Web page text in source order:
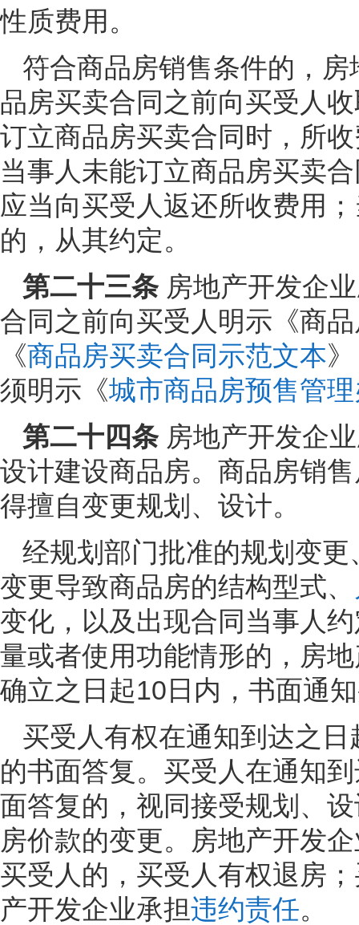
性质费用。
符合商品房销售条件的，
品房买卖合同之前向买受人
订立商品房买卖合同时，所
当事人未能订立商品房买卖
应当向买受人返还所收费用
的，从其约定。
第二十三条 房地产开发企
合同之前向买受人明示《商
《商品房买卖合同示范文本
须明示《城市商品房预售管
第二十四条 房地产开发企
设计建设商品房。商品房销
得擅自变更规划、设计。
经规划部门批准的规划变
变更导致商品房的结构型式、
变化，以及出现合同当事人
量或者使用功能情形的，房
确立之日起10日内，书面通
买受人有权在通知到达之
的书面答复。买受人在通知
面答复的，视同接受规划、
房价款的变更。房地产开发
买受人的，买受人有权退房
产开发企业承担违约责任。